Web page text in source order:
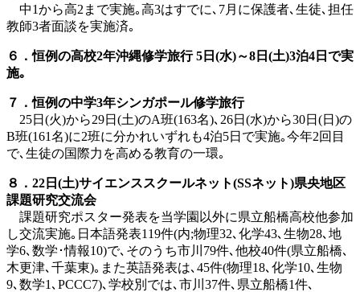
中1から高2まで実施｡高3はすでに､7月に保護者､生徒､担任
教師3者面談を実施済｡
６．恒例の高校2年沖縄修学旅行5 日 (水)～8 日 (土)3泊4 日で実
施｡
７．恒例の中学3年シンガポール修学旅行
25日(火)から29日(土)のA班(163名)､26日(水)から30日(日)の
B班(161名)に2班に分かれいずれも4泊5日で実施｡今年2回目
で､生徒の国際力を高める教育の一環｡
８．22 日 (土)サイエンススクールネット(SSネット)県央地区
課題研究交流会
課題研究ポスター発表を当学園以外に県立船橋高校他参加
し交流実施｡日本語発表119件(内;物理32､化学43､生物28､地
学6､数学･情報10)で､そのうち市川79件､他校40件(県立船橋､
木更津､千葉東)｡また英語発表は､45件(物理18､化学10､生物
9､数学1､PCCC7)､学校別では､市川37件､県立船橋1件､